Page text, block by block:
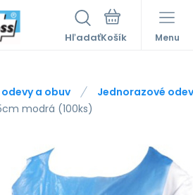
Hľadať Menu
a obuv
Jednorazové
modrá (100ks)